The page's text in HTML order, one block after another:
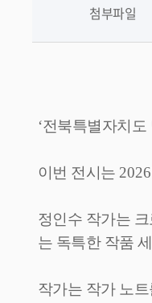
첨부파일
‘전북특별자치도
이번 전시는 2026
정인수 작가는
는 독특한 작품
작가는 작가 노트